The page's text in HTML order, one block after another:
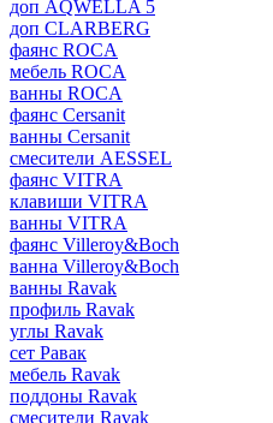
доп AQWELLA 5
доп CLARBERG
фаянс ROCA
мебель ROCA
ванны ROCA
фаянс Cersanit
ванны Cersanit
смесители AESSEL
фаянс VITRA
клавиши VITRA
ванны VITRA
фаянс Villeroy&Boch
ванна Villeroy&Boch
ванны Ravak
профиль Ravak
углы Ravak
сет Равак
мебель Ravak
поддоны Ravak
смесители Ravak